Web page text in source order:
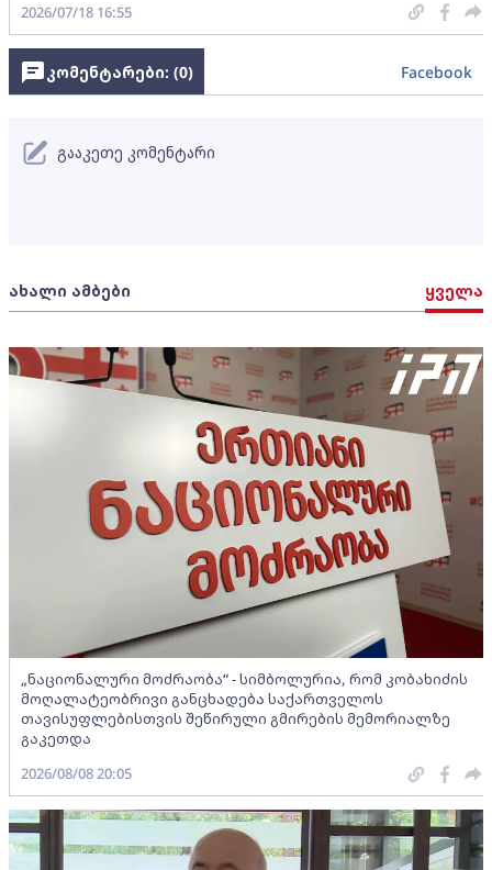
2026/07/18 16:55
ახალი ამბები ყველა
„ნაციონალური მოძრაობა“ - სიმბოლურია, რომ კობახიძის
მოღალატეობრივი განცხადება საქართველოს
თავისუფლებისთვის შეწირული გმირების მემორიალზე
გაკეთდა
2026/08/08 20:05
კომენტარები: (0) Facebook
გააკეთე კომენტარი